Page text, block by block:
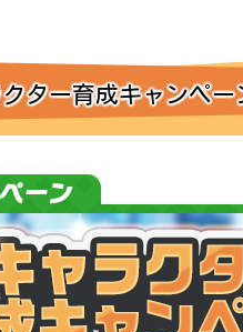
ター育成キャンペー